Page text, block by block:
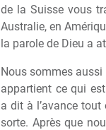
de la Suisse vous
Australie, en
la parole de Dieu a
Nous sommes aussi
appartient ce qui
a dit à l’avance
sorte. Après que